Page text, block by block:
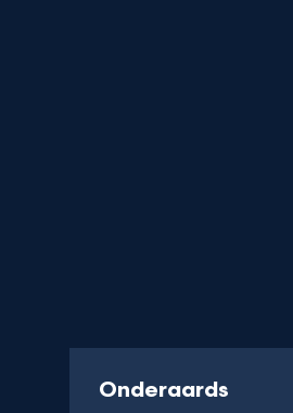
Onderaards